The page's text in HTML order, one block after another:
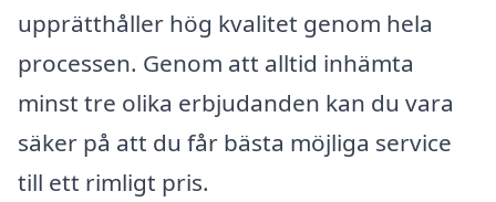
upprätthåller hög kvalitet genom hela
processen. Genom att alltid inhämta
minst tre olika erbjudanden kan du vara
säker på att du får bästa möjliga service
till ett rimligt pris.